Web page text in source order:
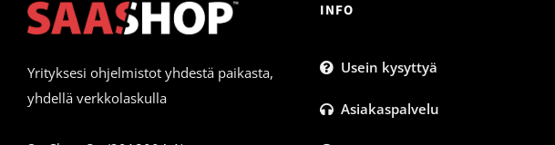
Yrityksesi ohjelmistot yhdestä paikasta,
yhdellä verkkolaskulla
INFO
Usein kysyttyä
Asiakaspalvelu